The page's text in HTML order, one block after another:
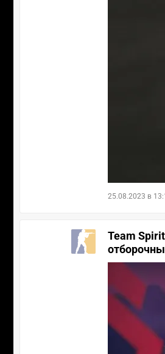
25.08.2023 в
Team